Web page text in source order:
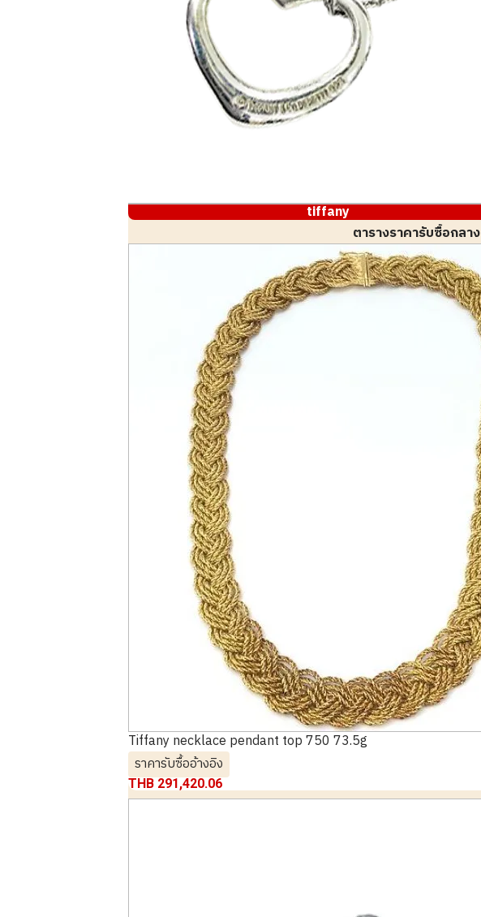
tiffany
ตารางราคารับซื้อกลาง
Tiffany necklace pendant top 750 73.5g
ราคารับซื้ออ้างอิง
THB 291,420.06